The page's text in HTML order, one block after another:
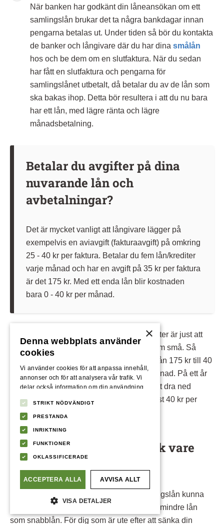
När banken har godkänt din låneansökan om ett
samlingslån brukar det ta några bankdagar innan
pengarna betalas ut. Under tiden så bör du kontakta
de banker och långivare där du har dina smålån
hos och be dem om en slutfaktura. När du sedan
har fått en slutfaktura och pengarna för
samlingslånet utbetalt, då betalar du av de lån som
ska bakas ihop. Detta bör resultera i att du nu bara
har ett lån, med lägre ränta och lägre
månadsbetalning.
Betalar du avgifter på dina
nuvarande lån och
avbetalningar?
Det är mycket vanligt att långivare lägger på
exempelvis en aviavgift (fakturaavgift) på omkring
25 - 40 kr per faktura. Betalar du fem lån/krediter
varje månad och har en avgift på 35 kr per faktura
är det 175 kr. Med ett enda lån blir kostnaden
bara 0 - 40 kr per månad.
Hela poängen med att samla lån och krediter är just att
kunna dra ned på lånekostnaden, stora som små. Så
även om det inte låter som mycket att gå från 175 kr till 40
kr per månad i aviavgift så gör det stor skillnad. På ett år
blir skillnaden 1620 kr som du sparar på att dra ned
aviavgiften från 175 kr per månad till endast 40 kr per
månad.
Lägre månadskostnad tack vare
längre amorteringstid
Förutom att sänka räntan, så brukar samlingslån kunna
erbjuda en längre löptid, än den du har på mindre lån
som snabblån. För dig som är ute efter att sänka din
×
Denna webbplats använder
cookies
Vi använder cookies för att anpassa innehåll,
annonser och för att analysera vår trafik. Vi
delar också information om din användning
analyspartners som kan kombinera den med
annan information som du har tillhandahållit
dem eller som de har samlat in från din
användning av deras tjänster.
Integritetspolicy
STRIKT NÖDVÄNDIGT
PRESTANDA
INRIKTNING
FUNKTIONER
OKLASSIFICERADE
ACCEPTERA ALLA AVVISA ALLT
VISA DETALJER